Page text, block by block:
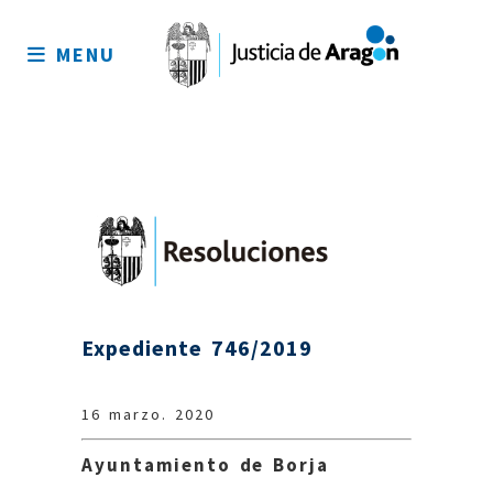
sitio
MENU
Expediente 746/2019
16 marzo. 2020
Ayuntamiento de Borja